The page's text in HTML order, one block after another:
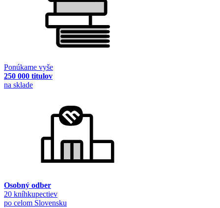
Ponúkame vyše
250 000 titulov
na sklade
Osobný odber
20 kníhkupectiev
po celom Slovensku